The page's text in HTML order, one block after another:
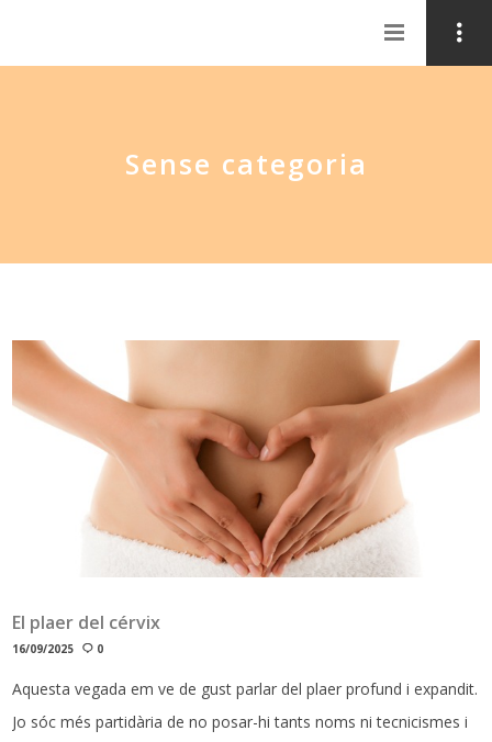
Sense categoria
El plaer del cérvix
16/09/2025 0
Aquesta vegada em ve de gust parlar del plaer profund i expandit.
Jo sóc més partidària de no posar-hi tants noms ni tecnicismes i